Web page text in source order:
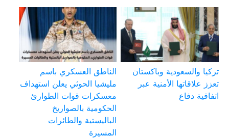
تركيا والسعودية وباكستان
تعزز علاقاتها الأمنية عبر
اتفاقية دفاع
الناطق العسكري باسم
مليشيا الحوثي يعلن استهداف
معسكرات قوات الطوارئ
الحكومية بالصواريخ
الباليستية والطائرات
المسيرة